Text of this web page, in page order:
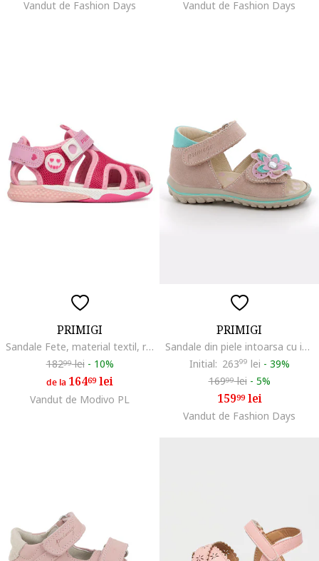
Vandut de Fashion Days Vandut de Fashion Days
PRIMIGI
Sandale Fete, material textil, roz inchis/roz deschis
18299lei - 10%
de la 16469lei
Vandut de Modivo PL
PRIMIGI
Sandale din piele intoarsa cu inchidere velcro si aplicatie cu model floral, Roz pastel/Roz prafuit/Verde persan
Initial: 26399 lei - 39%
16999lei - 5%
15999lei
Vandut de Fashion Days